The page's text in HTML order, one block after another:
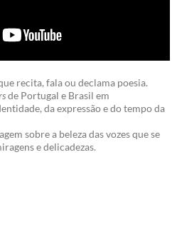
recita, fala ou declama poesia.
de Portugal e Brasil em
da expressão e do tempo da
sobre a beleza das vozes que se
e delicadezas.